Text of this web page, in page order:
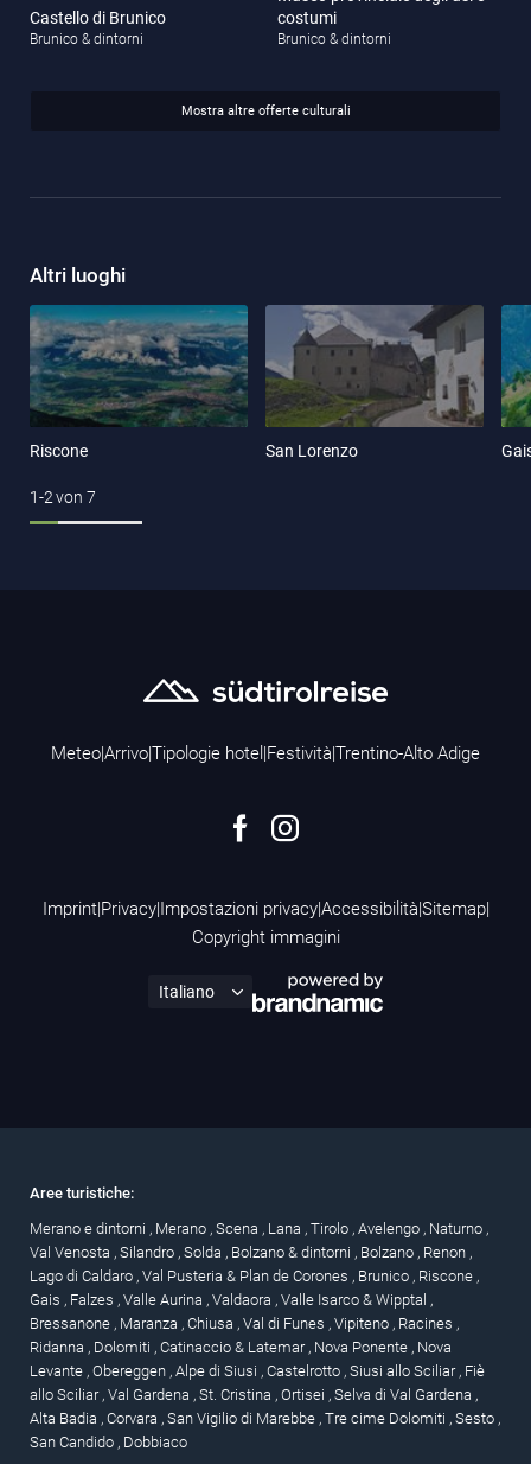
Castello di Brunico
Brunico & dintorni
costumi
Brunico & dintorni
Mostra altre offerte culturali
Altri luoghi
Riscone San Lorenzo
1-2von 7
Meteo|Arrivo|Tipologie hotel |Festività|Trentino-Alto Adige
Imprint|Privacy|Impostazioni privacy|Accessibilità|Sitemap|
Copyright immagini
Aree turistiche:
Merano e dintorni , Merano , Scena , Lana , Tirolo , Avelengo , Naturno ,
Val Venosta , Silandro , Solda , Bolzano & dintorni , Bolzano , Renon ,
Lago di Caldaro , Val Pusteria & Plan de Corones , Brunico , Riscone ,
Gais , Falzes , Valle Aurina , Valdaora , Valle Isarco & Wipptal ,
Bressanone , Maranza , Chiusa , Val di Funes , Vipiteno , Racines ,
Ridanna , Dolomiti , Catinaccio & Latemar , Nova Ponente , Nova
Levante , Obereggen , Alpe di Siusi , Castelrotto , Siusi allo Sciliar , Fiè
allo Sciliar , Val Gardena , St. Cristina , Ortisei , Selva di Val Gardena ,
Alta Badia , Corvara , San Vigilio di Marebbe , Tre cime Dolomiti , Sesto ,
San Candido , Dobbiaco